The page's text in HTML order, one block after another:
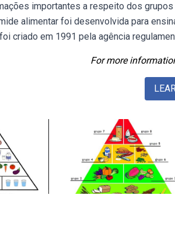
importantes a respeito dos
alimentar foi desenvolvida para
criado em 1991 pela agência
For more